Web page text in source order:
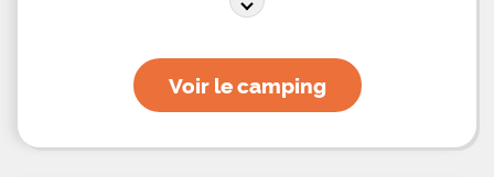
Voir le camping